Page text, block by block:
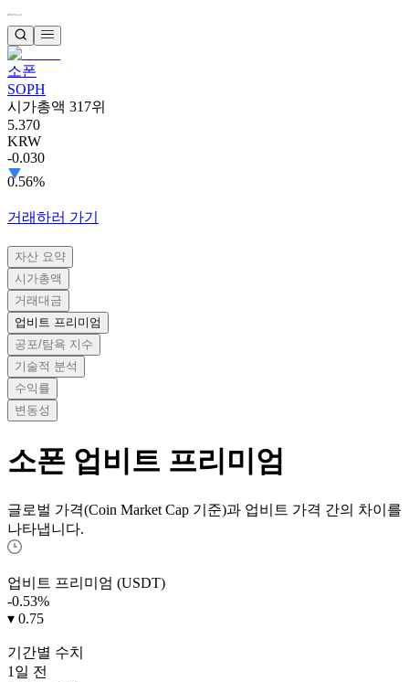
소폰
SOPH
시가총액 317위
5.370
KRW
-0.030
0.56%
거래하러 가기
자산 요약
시가총액
거래대금
업비트 프리미엄
공포/탐욕 지수
기술적 분석
수익률
변동성
소폰 업비트 프리미엄
글로벌 가격(Coin Market Cap 기준)과 업비트 가격 간의 차이를
나타냅니다.
업비트 프리미엄 (USDT)
-0.53%
▾ 0.75
기간별 수치
1일 전